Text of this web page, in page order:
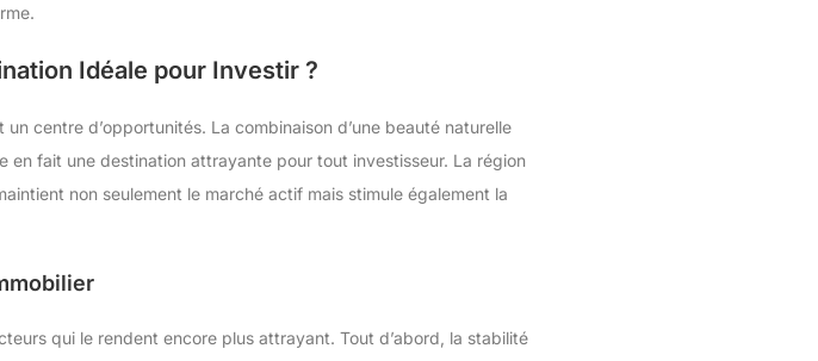
Idéale pour Investir ?
centre d’opportunités. La combinaison d’une beauté naturelle
en fait une destination attrayante pour tout investisseur. La région
non seulement le marché actif mais stimule également la
qui le rendent encore plus attrayant. Tout d’abord, la stabilité